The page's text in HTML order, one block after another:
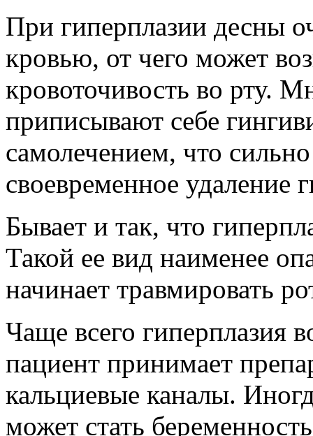
При гиперплазии десны
кровью, от чего может
кровоточивость во рту.
приписывают себе
самолечением, что
своевременное удаление
Бывает и так, что
Такой ее вид наименее
начинает травмировать
Чаще всего гиперплазия
пациент принимает
кальциевые каналы.
может стать